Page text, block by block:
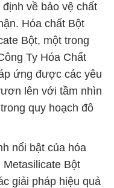
về bảo vệ chất
Hóa chất Bột
Bột, một trong
Ty Hóa Chất
ứng được các yêu
lên với tầm nhìn
quy hoạch đô
nổi bật của hóa
Bột
giải pháp hiệu quả